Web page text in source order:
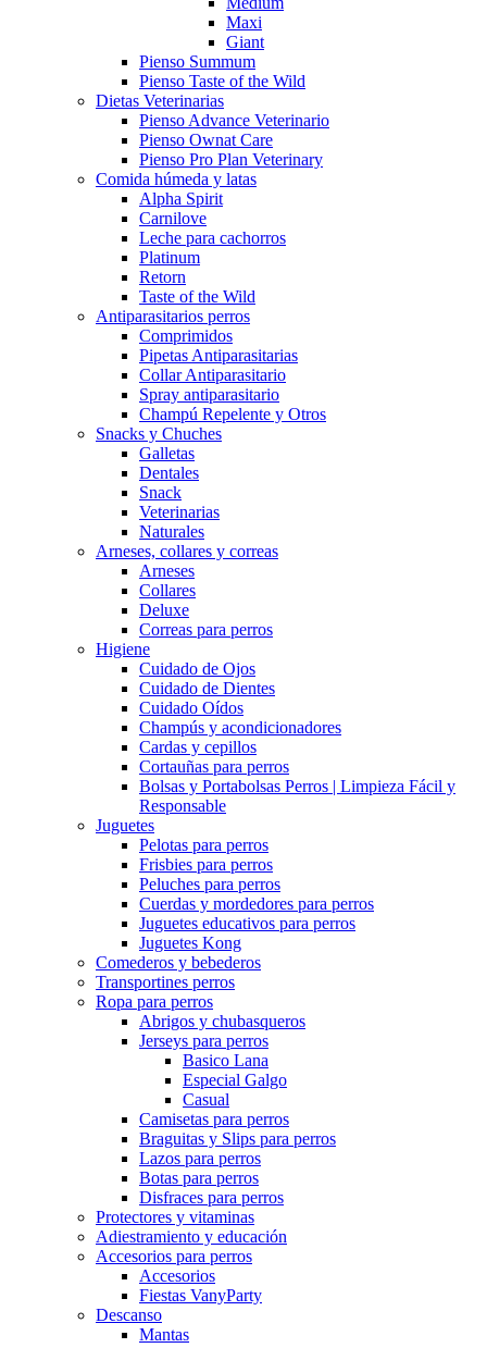
Maxi
Giant
Pienso Summum
Pienso Taste of the Wild
Dietas Veterinarias
Pienso Advance Veterinario
Pienso Ownat Care
Pienso Pro Plan Veterinary
Comida húmeda y latas
Alpha Spirit
Carnilove
Leche para cachorros
Platinum
Retorn
Taste of the Wild
Antiparasitarios perros
Comprimidos
Pipetas Antiparasitarias
Collar Antiparasitario
Spray antiparasitario
Champú Repelente y Otros
Snacks y Chuches
Galletas
Dentales
Snack
Veterinarias
Naturales
Arneses, collares y correas
Arneses
Collares
Deluxe
Correas para perros
Higiene
Cuidado de Ojos
Cuidado de Dientes
Cuidado Oídos
Champús y acondicionadores
Cardas y cepillos
Cortauñas para perros
Bolsas y Portabolsas Perros | Limpieza Fácil y
Responsable
Juguetes
Pelotas para perros
Frisbies para perros
Peluches para perros
Cuerdas y mordedores para perros
Juguetes educativos para perros
Juguetes Kong
Comederos y bebederos
Transportines perros
Ropa para perros
Abrigos y chubasqueros
Jerseys para perros
Basico Lana
Especial Galgo
Casual
Camisetas para perros
Braguitas y Slips para perros
Lazos para perros
Botas para perros
Disfraces para perros
Protectores y vitaminas
Adiestramiento y educación
Accesorios para perros
Accesorios
Fiestas VanyParty
Descanso
Mantas